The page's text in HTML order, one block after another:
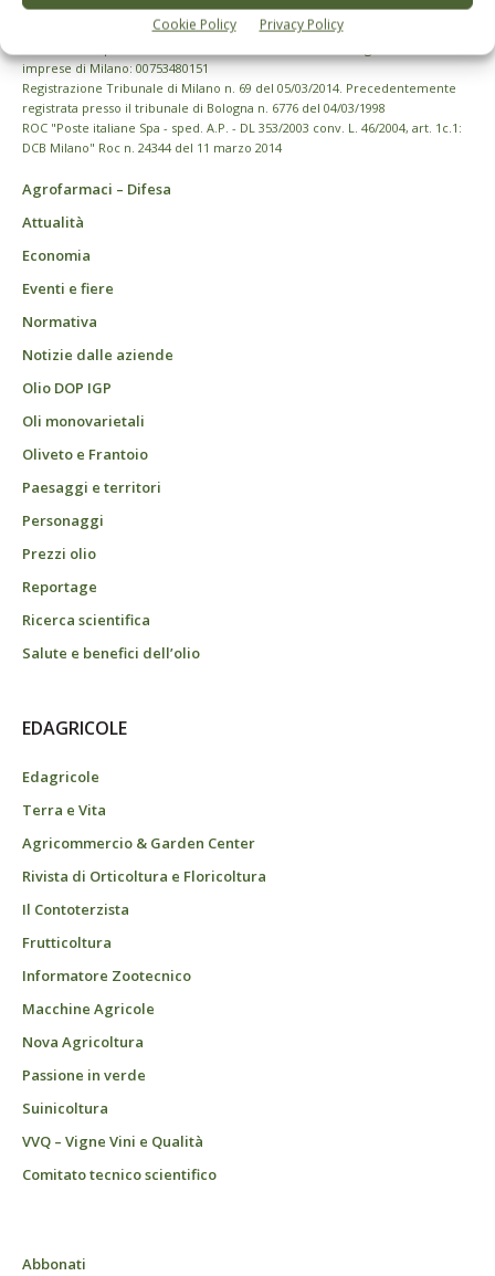
Cookie Policy Privacy Policy
© Tecniche Nuove Spa. Tutti i diritti riservati. Sede legale Via Eritrea 21 -
imprese di Milano: 00753480151
Registrazione Tribunale di Milano n. 69 del 05/03/2014. Precedentemente
registrata presso il tribunale di Bologna n. 6776 del 04/03/1998
ROC "Poste italiane Spa - sped. A.P. - DL 353/2003 conv. L. 46/2004, art. 1c.1:
DCB Milano" Roc n. 24344 del 11 marzo 2014
Agrofarmaci – Difesa
Attualità
Economia
Eventi e fiere
Normativa
Notizie dalle aziende
Olio DOP IGP
Oli monovarietali
Oliveto e Frantoio
Paesaggi e territori
Personaggi
Prezzi olio
Reportage
Ricerca scientifica
Salute e benefici dell’olio
EDAGRICOLE
Edagricole
Terra e Vita
Agricommercio & Garden Center
Rivista di Orticoltura e Floricoltura
Il Contoterzista
Frutticoltura
Informatore Zootecnico
Macchine Agricole
Nova Agricoltura
Passione in verde
Suinicoltura
VVQ – Vigne Vini e Qualità
Comitato tecnico scientifico
Abbonati